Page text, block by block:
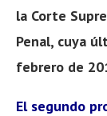
la Corte
Penal, cuya
febrero de
El segundo